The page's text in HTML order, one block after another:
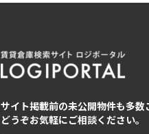
サイト掲載前の未公開物件も多数
どうぞお気軽にご相談ください。